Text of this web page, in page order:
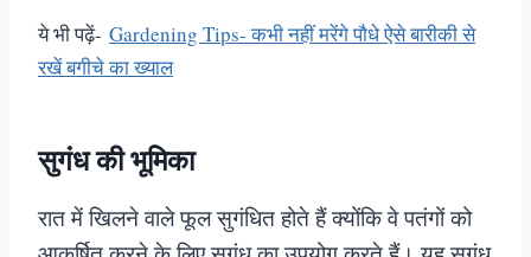
ये भी पढ़ें- Gardening Tips- कभी नहीं मरेंगे पौधे ऐसे बारीकी से
रखें बगीचे का ख्याल
सुगंध की भूमिका
रात में खिलने वाले फूल सुगंधित होते हैं क्योंकि वे पतंगों को